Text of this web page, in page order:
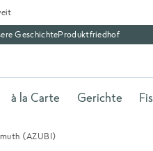
GeschichteProduktfriedhof
à la Carte Gerichte
(AZUBI)